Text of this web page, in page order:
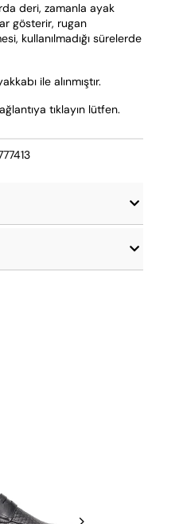
deri, zamanla ayak
gösterir, rugan
kullanılmadığı sürelerde
ile alınmıştır.
tıklayın lütfen.